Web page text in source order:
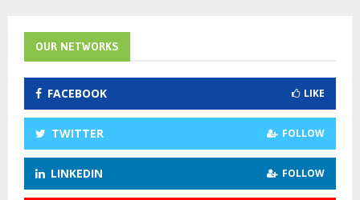
f
o
:
R
C
H
OUR NETWORKS
FACEBOOK LIKE
TWITTER FOLLOW
LINKEDIN FOLLOW